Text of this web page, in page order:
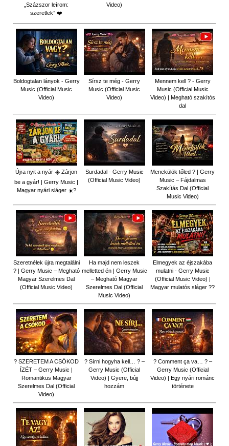
„Százszor leírom:
szeretlek” ❤️
Video)
Boldogtalan lányok - Gerry
Music (Official Music
Video)
Sírsz te még - Gerry
Music (Official Music
Video)
Mennem kell ? - Gerry
Music (Official Music
Video) | Megható szakítós
dal
Újra nyit a nyár ☀️ Zárjon
be a gyár! | Gerry Music |
Magyar nyári sláger ☀️?
Surdadal - Gerry Music
(Official Music Video)
Menekülök tőled ? | Gerry
Music – Fájdalmas
Szakítás Dal (Official
Music Video)
Szeretnélek újra megtalálni
? | Gerry Music – Megható
Magyar Szerelmes Dal
(Official Music Video)
Ha majd nem leszek
melletted én | Gerry Music
– Megható Magyar
Szerelmes Dal (Official
Music Video)
Elmegyek az éjszakába
mulatni - Gerry Music
(Official Music Video) |
Magyar mulatós sláger ??
? SZERETEM A CSÓKOD
ÍZÉT – Gerry Music |
Romantikus Magyar
Szerelmes Dal (Official
Video)
? Sírni hogyha kell… ? –
Gerry Music (Official
Video) | Gyere, bújj
hozzám
? Comment ça va… ? –
Gerry Music (Official
Video) | Egy nyári románc
története